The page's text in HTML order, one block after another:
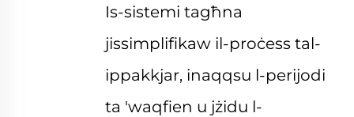
Is-sistemi tagħna
jissimplifikaw il-proċess tal-
ippakkjar, inaqqsu l-perijodi
ta 'waqfien u jżidu l-